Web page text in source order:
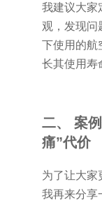
我建议大家
观，发现问
下使用的航
长其使用寿
二、 案
痛”代价
为了让大家
我再来分享